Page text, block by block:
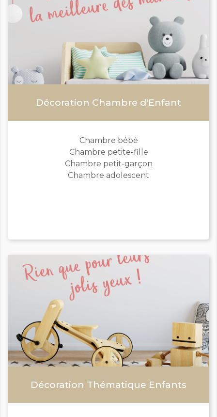
Décoration Chambre d'Enfant
Chambre bébé
Chambre petite-fille
Chambre petit-garçon
Chambre adolescent
Décoration Thématique Enfants